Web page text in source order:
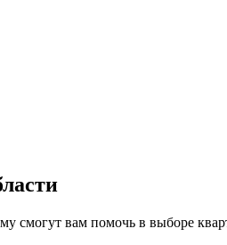
вам помочь в выборе